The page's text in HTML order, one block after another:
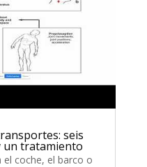
seis
un tratamiento
coche, el barco o